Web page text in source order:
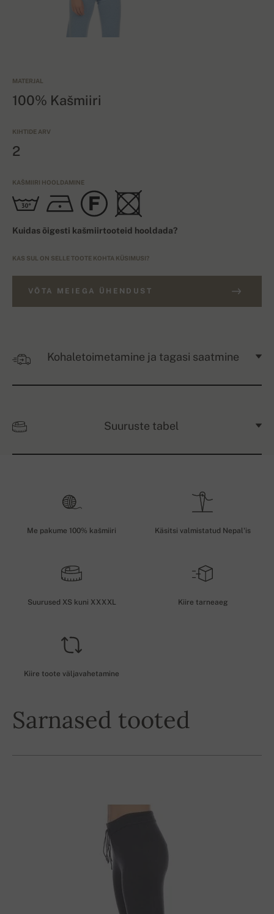
MATERJAL
100% Kašmiiri
KIHTIDE ARV
2
KAŠMIIRI HOOLDAMINE
Kuidas õigesti kašmiirtooteid hooldada?
KAS SUL ON SELLE TOOTE KOHTA KÜSIMUSI?
VÕTA MEIEGA ÜHENDUST
Kohaletoimetamine ja tagasi saatmine
Suuruste tabel
Me pakume 100% kašmiiri Käsitsi valmistatud Nepal'is
Suurused XS kuni XXXXL Kiire tarneaeg
Kiire toote väljavahetamine
Sarnased tooted